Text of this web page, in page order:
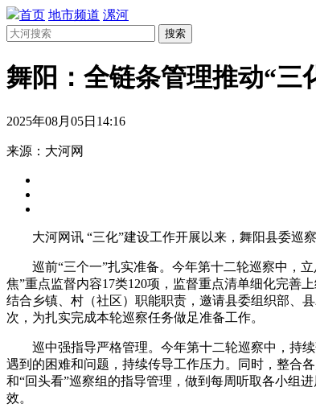
首页 地市频道 漯河
搜索
舞阳：全链条管理推动“三
2025年08月05日14:16
来源：大河网
大河网讯 “三化”建设工作开展以来，舞阳县委巡
巡前“三个一”扎实准备。今年第十二轮巡察中，
焦”重点监督内容17类120项，监督重点清单细化完善
结合乡镇、村（社区）职能职责，邀请县委组织部、
次，为扎实完成本轮巡察任务做足准备工作。
巡中强指导严格管理。今年第十二轮巡察中，持
遇到的困难和问题，持续传导工作压力。同时，整合
和“回头看”巡察组的指导管理，做到每周听取各小组
效。